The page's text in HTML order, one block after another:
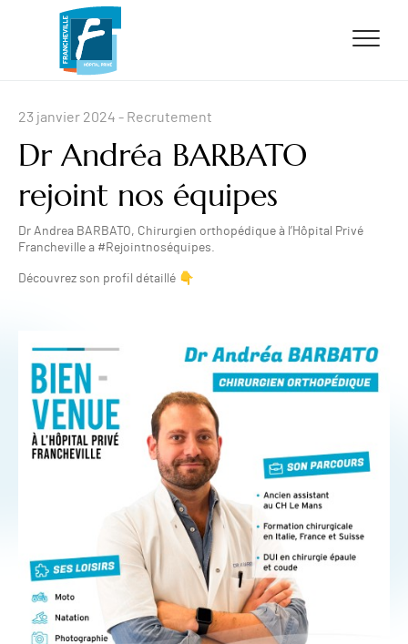
ALLER AU CONTENU
ALLER AU MENU
ALLER À LA RECHERCHE
23 janvier 2024 - Recrutement
Dr Andréa BARBATO
rejoint nos équipes
Dr Andrea BARBATO, Chirurgien orthopédique à l’Hôpital Privé
Francheville a #Rejointnoséquipes.
Découvrez son profil détaillé 👇